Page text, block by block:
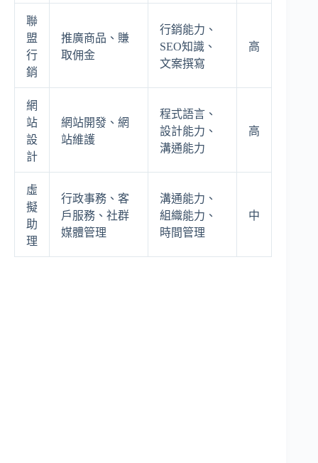
聯
盟
行
銷
推廣商品、賺
取佣金
行銷能力、
SEO知識、
文案撰寫
高
網
站
設
計
網站開發、網
站維護
程式語言、
設計能力、
溝通能力
高
虛
擬
助
理
行政事務、客
戶服務、社群
媒體管理
溝通能力、
組織能力、
時間管理
中